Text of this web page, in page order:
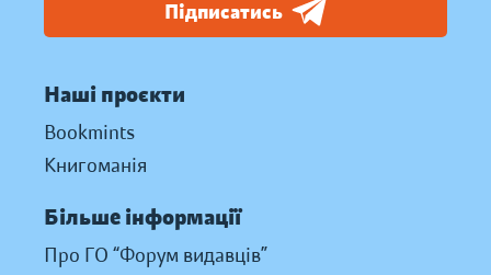
Підписатись
Наші проєкти
Bookmints
Книгоманія
Більше інформації
Про ГО “Форум видавців”